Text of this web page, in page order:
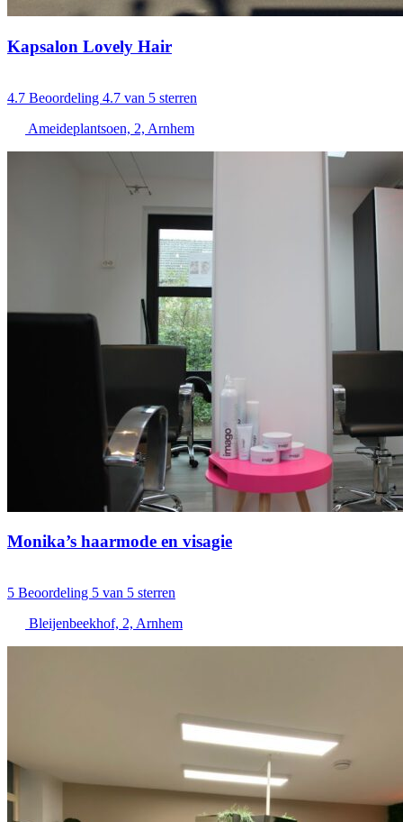
Kapsalon Lovely Hair
4.7 Beoordeling 4.7 van 5 sterren
Ameideplantsoen, 2, Arnhem
Monika’s haarmode en visagie
5 Beoordeling 5 van 5 sterren
Bleijenbeekhof, 2, Arnhem